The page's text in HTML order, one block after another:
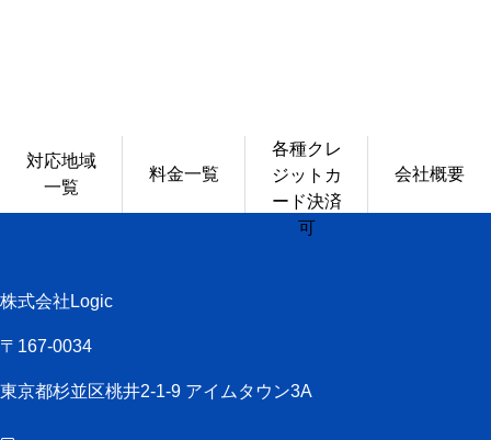
対応地域
一覧
料金一覧
各種クレ
ジットカ
ード決済
可
会社概要
株式会社Logic
〒167-0034
東京都杉並区桃井2-1-9 アイムタウン3A